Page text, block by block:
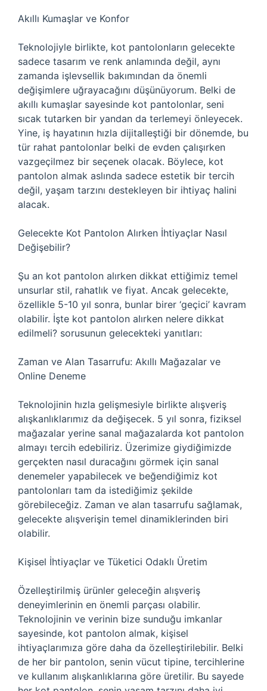
Akıllı Kumaşlar ve Konfor
Teknolojiyle birlikte, kot pantolonların gelecekte
sadece tasarım ve renk anlamında değil, aynı
zamanda işlevsellik bakımından da önemli
değişimlere uğrayacağını düşünüyorum. Belki de
akıllı kumaşlar sayesinde kot pantolonlar, seni
sıcak tutarken bir yandan da terlemeyi önleyecek.
Yine, iş hayatının hızla dijitalleştiği bir dönemde, bu
tür rahat pantolonlar belki de evden çalışırken
vazgeçilmez bir seçenek olacak. Böylece, kot
pantolon almak aslında sadece estetik bir tercih
değil, yaşam tarzını destekleyen bir ihtiyaç halini
alacak.
Gelecekte Kot Pantolon Alırken İhtiyaçlar Nasıl
Değişebilir?
Şu an kot pantolon alırken dikkat ettiğimiz temel
unsurlar stil, rahatlık ve fiyat. Ancak gelecekte,
özellikle 5-10 yıl sonra, bunlar birer ‘geçici’ kavram
olabilir. İşte kot pantolon alırken nelere dikkat
edilmeli? sorusunun gelecekteki yanıtları:
Zaman ve Alan Tasarrufu: Akıllı Mağazalar ve
Online Deneme
Teknolojinin hızla gelişmesiyle birlikte alışveriş
alışkanlıklarımız da değişecek. 5 yıl sonra, fiziksel
mağazalar yerine sanal mağazalarda kot pantolon
almayı tercih edebiliriz. Üzerimize giydiğimizde
gerçekten nasıl duracağını görmek için sanal
denemeler yapabilecek ve beğendiğimiz kot
pantolonları tam da istediğimiz şekilde
görebileceğiz. Zaman ve alan tasarrufu sağlamak,
gelecekte alışverişin temel dinamiklerinden biri
olabilir.
Kişisel İhtiyaçlar ve Tüketici Odaklı Üretim
Özelleştirilmiş ürünler geleceğin alışveriş
deneyimlerinin en önemli parçası olabilir.
Teknolojinin ve verinin bize sunduğu imkanlar
sayesinde, kot pantolon almak, kişisel
ihtiyaçlarımıza göre daha da özelleştirilebilir. Belki
de her bir pantolon, senin vücut tipine, tercihlerine
ve kullanım alışkanlıklarına göre üretilir. Bu sayede